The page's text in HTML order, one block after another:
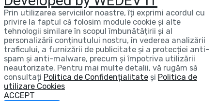
Prin utilizarea serviciilor noastre, îți exprimi acordul cu
privire la faptul că folosim module cookie și alte
tehnologii similare în scopul îmbunătățirii și al
personalizării conținutului nostru, în vederea analizării
traficului, a furnizării de publicitate și a protecției anti-
spam și anti-malware, precum și împotriva utilizării
neautorizate. Pentru mai multe detalii, vă rugăm să
consultați Politica de Confidențialitate și Politica de
utilizare Cookies
ACCEPT